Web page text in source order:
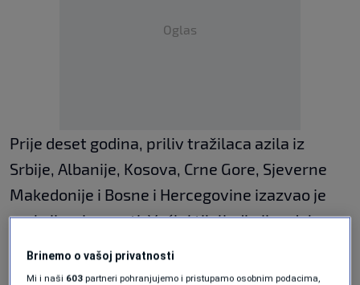
Oglas
Prije deset godina, priliv tražilaca azila iz
Srbije, Albanije, Kosova, Crne Gore, Sjeverne
Makedonije i Bosne i Hercegovine izazvao je
reakcije u javnosti. Većini tih ljudi nije odobrena
zaštita, a dolazak u Njemačku motivisali su
relativno visoki socijalni doprinosi. Kao
Brinemo o vašoj privatnosti
Mi i naši 603 partneri pohranjujemo i pristupamo osobnim podacima,